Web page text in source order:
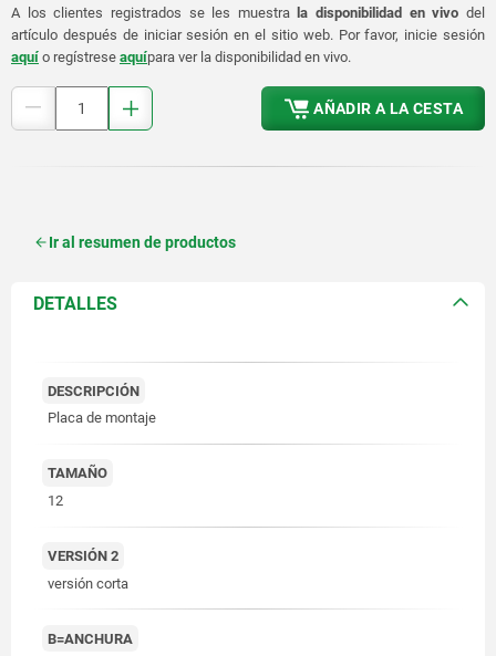
A los clientes registrados se les muestrala disponibilidad en vivo del
artículo después de iniciar sesión en el sitio web. Por favor, inicie sesión
aquí o regístrese aquípara ver la disponibilidad en vivo.
AÑADIR A LA CESTA
Ir al resumen de productos
DETALLES
DESCRIPCIÓN
Placa de montaje
TAMAÑO
12
VERSIÓN 2
versión corta
B=ANCHURA